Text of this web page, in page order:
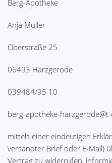
Berg-Apotheke
Anja Müller
Oberstraße 25
06493 Harzgerode
039484/95 10
berg-apotheke-
mittels einer eindeutigen
versandter Brief oder E-Mail)
Vertrag zu widerrufen,